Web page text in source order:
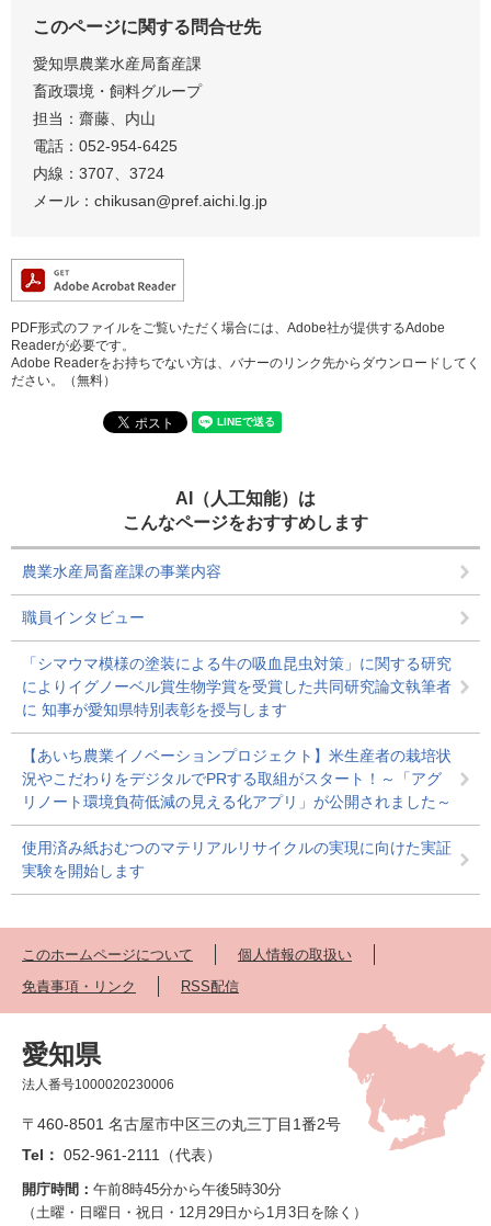
このページに関する問合せ先
愛知県農業水産局畜産課
畜政環境・飼料グループ
担当：齋藤、内山
電話：052-954-6425
内線：3707、3724
メール：chikusan@pref.aichi.lg.jp
PDF形式のファイルをご覧いただく場合には、Adobe社が提供するAdobe
Readerが必要です。
Adobe Readerをお持ちでない方は、バナーのリンク先からダウンロードしてく
ださい。（無料）
AI（人工知能）は
こんなページをおすすめします
農業水産局畜産課の事業内容
職員インタビュー
「シマウマ模様の塗装による牛の吸血昆虫対策」に関する研究
によりイグノーベル賞生物学賞を受賞した共同研究論文執筆者
に 知事が愛知県特別表彰を授与します
【あいち農業イノベーションプロジェクト】米生産者の栽培状
況やこだわりをデジタルでPRする取組がスタート！～「アグ
リノート環境負荷低減の見える化アプリ」が公開されました～
使用済み紙おむつのマテリアルリサイクルの実現に向けた実証
実験を開始します
このホームページについて
個人情報の取扱い
免責事項・リンク
RSS配信
愛知県
法人番号1000020230006
〒460-8501 名古屋市中区三の丸三丁目1番2号
Tel： 052-961-2111（代表）
開庁時間： 午前8時45分から午後5時30分
（土曜・日曜日・祝日・12月29日から1月3日を除く）